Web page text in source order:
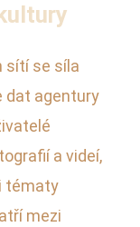
sítí se síla
dat agentury
a videí,
tématy
mezi